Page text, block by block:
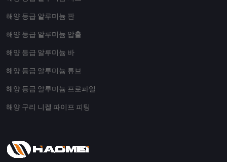
해양 등급 알루미늄 판
해양 등급 알루미늄 압출
해양 등급 알루미늄 바
해양 등급 알루미늄 튜브
해양 등급 알루미늄 프로파일
해양 구리 니켈 파이프 피팅